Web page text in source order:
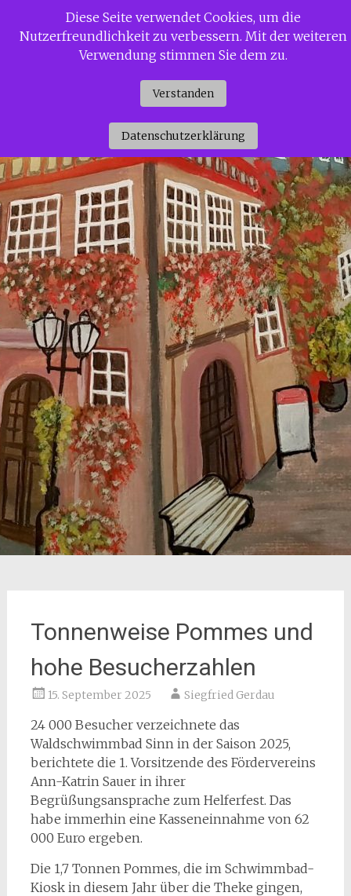
InhaltSiggi Gerdaus Welt
Tonnenweise Pommes und
hohe Besucherzahlen
15. September 2025 Siegfried Gerdau
24 000 Besucher verzeichnete das
Waldschwimmbad Sinn in der Saison 2025,
berichtete die 1. Vorsitzende des Fördervereins
Ann-Katrin Sauer in ihrer
Begrüßungsansprache zum Helferfest. Das
habe immerhin eine Kasseneinnahme von 62
000 Euro ergeben.
Die 1,7 Tonnen Pommes, die im Schwimmbad-
Kiosk in diesem Jahr über die Theke gingen,
Diese Seite verwendet Cookies, um die
Nutzerfreundlichkeit zu verbessern. Mit der weiteren
Verwendung stimmen Sie dem zu.
Verstanden
Datenschutzerklärung